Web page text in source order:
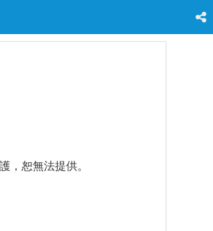
，恕無法提供。